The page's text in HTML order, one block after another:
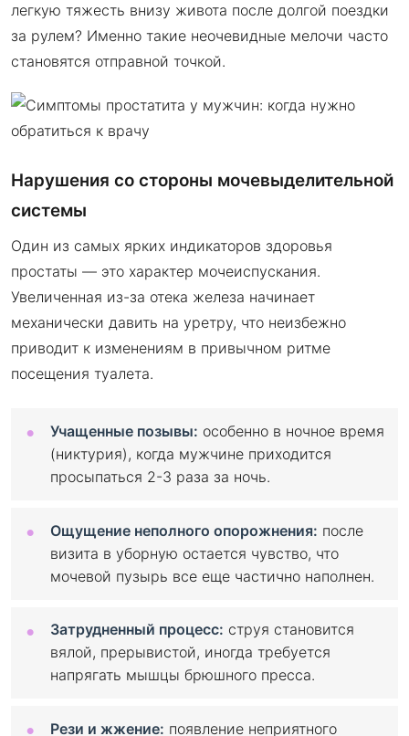
легкую тяжесть внизу живота после долгой поездки
за рулем? Именно такие неочевидные мелочи часто
становятся отправной точкой.
Нарушения со стороны мочевыделительной
системы
Один из самых ярких индикаторов здоровья
простаты — это характер мочеиспускания.
Увеличенная из-за отека железа начинает
механически давить на уретру, что неизбежно
приводит к изменениям в привычном ритме
посещения туалета.
Учащенные позывы: особенно в ночное время
(никтурия), когда мужчине приходится
просыпаться 2-3 раза за ночь.
Ощущение неполного опорожнения: после
визита в уборную остается чувство, что
мочевой пузырь все еще частично наполнен.
Затрудненный процесс: струя становится
вялой, прерывистой, иногда требуется
напрягать мышцы брюшного пресса.
Рези и жжение: появление неприятного